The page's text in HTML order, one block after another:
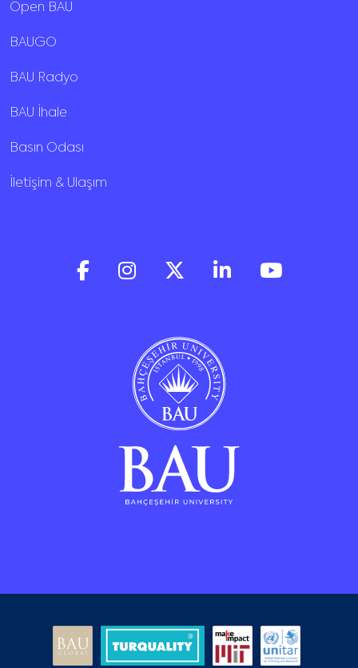
Open BAU
BAUGO
BAU Radyo
BAU İhale
Basın Odası
İletişim & Ulaşım